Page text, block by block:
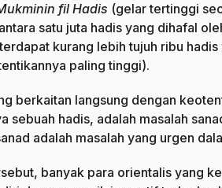
fil Hadis (gelar tertinggi
satu juta hadis yang dihafal
kurang lebih tujuh ribu
paling tinggi).
berkaitan langsung dengan
sebuah hadis, adalah masalah
adalah masalah yang urgen
banyak para orientalis yang